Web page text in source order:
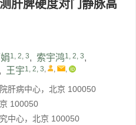
肝脾硬度对门静脉高
1, 2, 3, 索宇鸿1, 2, 3,
, 王宇1, 2, 3, , ,
肝病中心，北京 100050
100050
中心，北京 100050